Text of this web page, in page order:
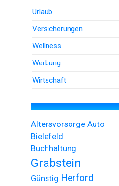
Urlaub
Versicherungen
Wellness
Werbung
Wirtschaft
Altersvorsorge Auto
Bielefeld
Buchhaltung
Grabstein
Günstig Herford